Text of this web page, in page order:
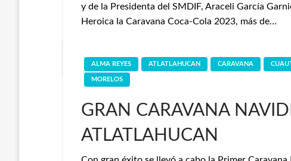
y de la Presidenta del SMDIF, Araceli García
Heroica la Caravana Coca-Cola 2023, más de…
ALMA REYES ATLATLAHUCAN CARAVANA
MORELOS
GRAN CARAVANA
ATLATLAHUCAN